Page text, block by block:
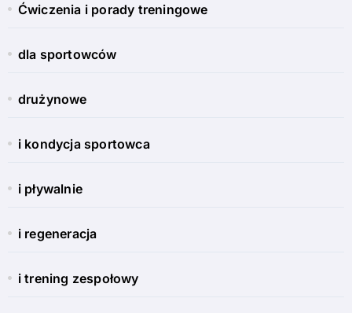
Ćwiczenia i porady treningowe
dla sportowców
drużynowe
i kondycja sportowca
i pływalnie
i regeneracja
i trening zespołowy